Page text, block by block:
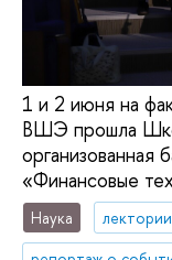
1 и 2 июня на
ВШЭ прошла
«Финансовые
Наука
лектории